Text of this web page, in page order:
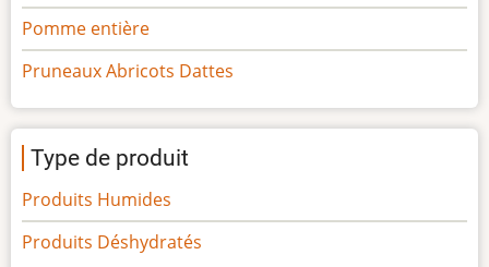
Pomme entière
Pruneaux Abricots Dattes
Type de produit
Produits Humides
Produits Déshydratés